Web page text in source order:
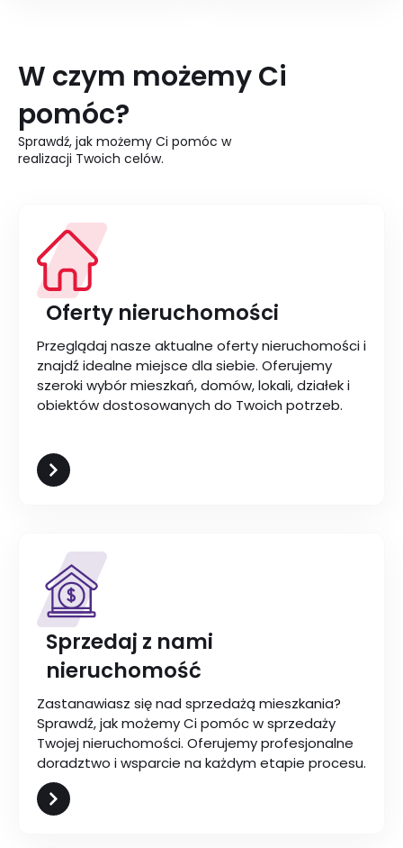
W czym możemy Ci
pomóc?
Sprawdź, jak możemy Ci pomóc w
realizacji Twoich celów.
Oferty nieruchomości
Przeglądaj nasze aktualne oferty nieruchomości i
znajdź idealne miejsce dla siebie. Oferujemy
szeroki wybór mieszkań, domów, lokali, działek i
obiektów dostosowanych do Twoich potrzeb.
Sprzedaj z nami
nieruchomość
Zastanawiasz się nad sprzedażą mieszkania?
Sprawdź, jak możemy Ci pomóc w sprzedaży
Twojej nieruchomości. Oferujemy profesjonalne
doradztwo i wsparcie na każdym etapie procesu.